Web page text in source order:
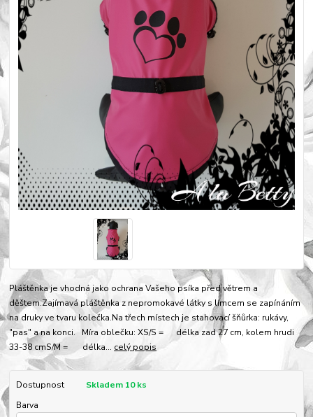
Pláštěnka je vhodná jako ochrana Vašeho psíka před větrem a
děštem.Zajímavá pláštěnka z nepromokavé látky s límcem se zapínáním
na druky ve tvaru kolečka.Na třech místech je stahovací šňůrka: rukávy,
"pas" a na konci. Míra oblečku: XS/S = délka zad 27 cm, kolem hrudi
33-38 cmS/M = délka... celý popis
Dostupnost
Skladem 10 ks
Barva